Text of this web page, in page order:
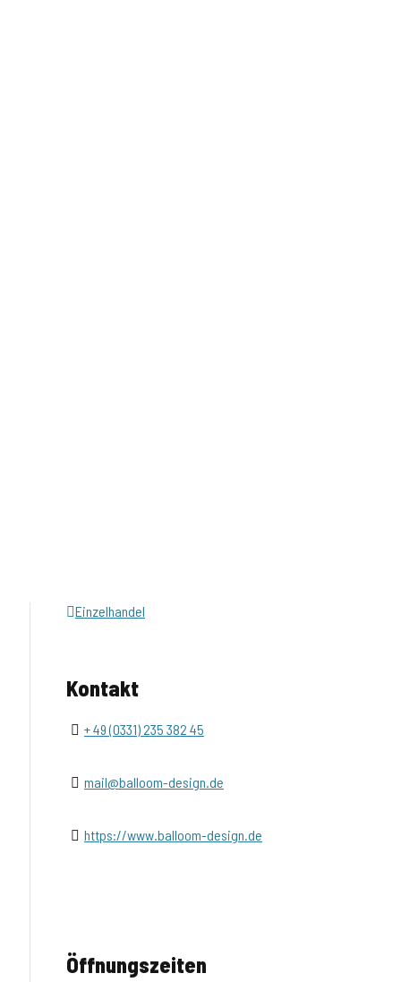
Einzelhandel
Kontakt
+ 49 (0331) 235 382 45
mail@balloom-design.de
https://www.balloom-design.de
Öffnungszeiten